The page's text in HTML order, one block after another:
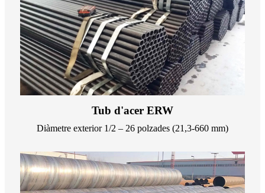
Tub d'acer ERW
Diàmetre exterior 1/2 – 26 polzades (21,3-660 mm)